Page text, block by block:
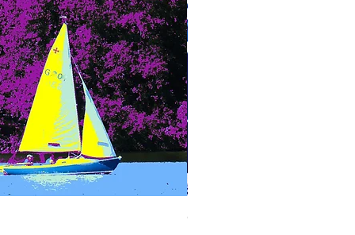
Carl Funke - blaue Blätter